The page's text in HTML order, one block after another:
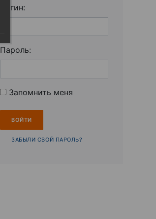
Логин:
Пароль:
Запомнить меня
ЗАБЫЛИ СВОЙ ПАРОЛЬ?